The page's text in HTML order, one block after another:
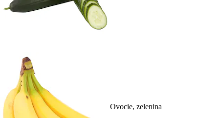
Ovocie, zelenina